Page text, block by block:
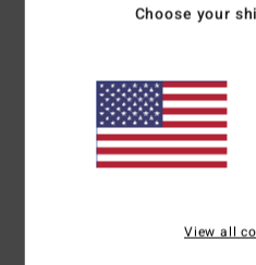
Comfort
Taglia
Troppo piccoloTroppo grande
5.0
Choose your
View all